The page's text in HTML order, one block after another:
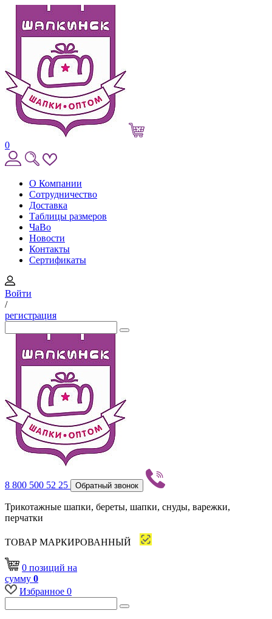
0
О Компании
Сотрудничество
Доставка
Таблицы размеров
ЧаВо
Новости
Контакты
Сертификаты
Войти
/
регистрация
8 800 500 52 25 Обратный звонок
Трикотажные шапки, береты, шапки, снуды, варежки,
перчатки
ТОВАР МАРКИРОВАННЫЙ
0 позиций на
сумму 0
Избранное 0